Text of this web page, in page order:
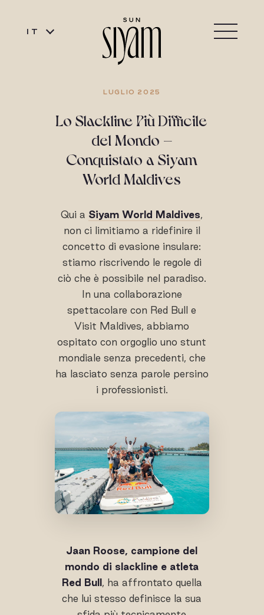
IT
LUGLIO 2025
Lo Slackline Più Difficile
del Mondo –
Conquistato a Siyam
World Maldives
Qui a Siyam World Maldives,
non ci limitiamo a ridefinire il
concetto di evasione insulare:
stiamo riscrivendo le regole di
ciò che è possibile nel paradiso.
In una collaborazione
spettacolare con Red Bull e
Visit Maldives, abbiamo
ospitato con orgoglio uno stunt
mondiale senza precedenti, che
ha lasciato senza parole persino
i professionisti.
Jaan Roose, campione del
mondo di slackline e atleta
Red Bull, ha affrontato quella
che lui stesso definisce la sua